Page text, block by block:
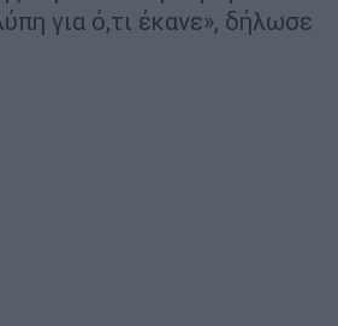
για ό,τι έκανε», δήλωσε